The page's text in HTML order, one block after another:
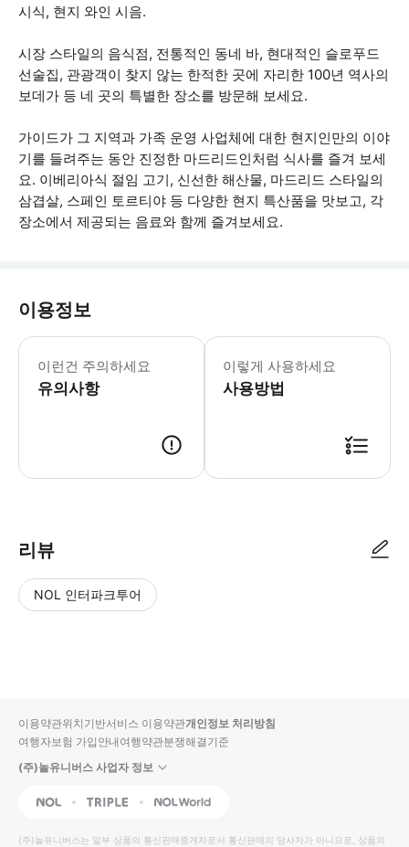
시식, 현지 와인 시음.
시장 스타일의 음식점, 전통적인 동네 바, 현대적인 슬로푸드
선술집, 관광객이 찾지 않는 한적한 곳에 자리한 100년 역사의
보데가 등 네 곳의 특별한 장소를 방문해 보세요.
가이드가 그 지역과 가족 운영 사업체에 대한 현지인만의 이야
기를 들려주는 동안 진정한 마드리드인처럼 식사를 즐겨 보세
요. 이베리아식 절임 고기, 신선한 해산물, 마드리드 스타일의
삼겹살, 스페인 토르티야 등 다양한 현지 특산품을 맛보고, 각
장소에서 제공되는 음료와 함께 즐겨보세요.
이용정보
이런건 주의하세요
유의사항
어린이 친화적인 활동입니다. * 소요
이렇게 사용하세요
사용방법
리뷰
NOL 인터파크투어
입니
다.
높
동
순
상
이용약관위치기반서비스 이용약관개인정보 처리방침
여행자보험 가입안내여행약관분쟁해결기준
(주)놀유니버스 사업자 정보
NOL Triple Interpark Global
(주)놀유니버스는 일부 상품의 통신판매중개자로서 통신판매의 당사자가 아니므로, 상품의